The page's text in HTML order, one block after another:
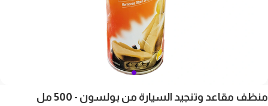
منظف مقاعد وتنجيد السيارة من بولسون - 500 مل